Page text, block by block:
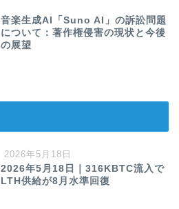
音楽生成AI「Suno AI」の訴訟問題
について：著作権侵害の現状と今後
の展望
2026年5月18日
2026年5月18日｜316KBTC流入で
LTH供給が8月水準回復